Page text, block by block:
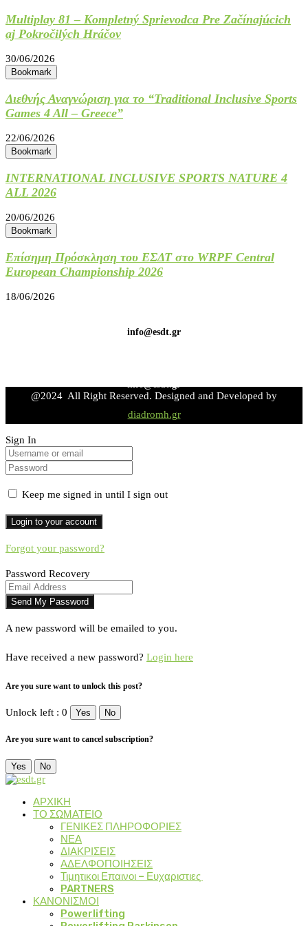
Multiplay 81 – Kompletný Sprievodca Pre Začínajúcich
aj Pokročilých Hráčov
30/06/2026
Bookmark
Διεθνής Αναγνώριση για το “Traditional Inclusive Sports
Games 4 All – Greece”
22/06/2026
Bookmark
INTERNATIONAL INCLUSIVE SPORTS NATURE 4
ALL 2026
20/06/2026
Bookmark
Επίσημη Πρόσκληση του ΕΣΔΤ στο WRPF Central
European Championship 2026
18/06/2026
info@esdt.gr
info@esdt.gr
@2024 All Right Reserved. Designed and Developed by
diadromh.gr
Sign In
Keep me signed in until I sign out
Forgot your password?
Password Recovery
A new password will be emailed to you.
Have received a new password? Login here
Are you sure want to unlock this post?
Unlock left : 0 Yes No
Are you sure want to cancel subscription?
Yes No
ΑΡΧΙΚΗ
ΤΟ ΣΩΜΑΤΕΙΟ
ΓΕΝΙΚΕΣ ΠΛΗΡΟΦΟΡΙΕΣ
ΝΕΑ
ΔΙΑΚΡΙΣΕΙΣ
ΑΔΕΛΦΟΠΟΙΗΣΕΙΣ
Τιμητικοι Επαινοι – Ευχαριστιες
PARTNERS
ΚΑΝΟΝΙΣΜΟΙ
Powerlifting